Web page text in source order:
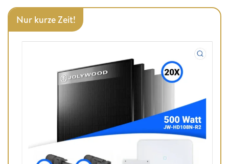
Nur kurze Zeit!